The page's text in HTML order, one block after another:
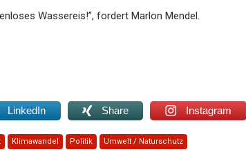
Wassereis!”, fordert Marlon Mendel.
LinkedIn Share Instagram
Klimawandel Politik Umwelt / Naturschutz